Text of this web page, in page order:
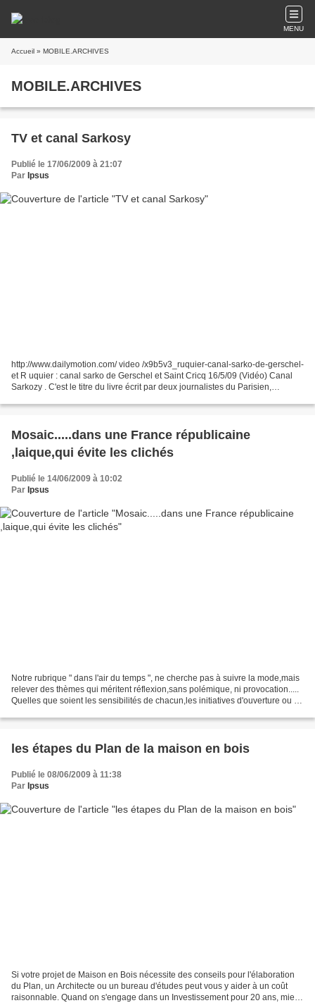
MENU
Accueil » MOBILE.ARCHIVES
MOBILE.ARCHIVES
TV et canal Sarkosy
Publié le 17/06/2009 à 21:07
Par Ipsus
http://www.dailymotion.com/ video /x9b5v3_ruquier-canal-sarko-de-gerschel-
et R uquier : canal sarko de Gerschel et Saint Cricq 16/5/09 (Vidéo) Canal
Sarkozy . C'est le titre du livre écrit par deux journalistes du Parisien,
Mosaic.....dans une France républicaine
,laique,qui évite les clichés
Publié le 14/06/2009 à 10:02
Par Ipsus
Notre rubrique " dans l'air du temps ", ne cherche pas à suivre la mode,mais
relever des thèmes qui méritent réflexion,sans polémique, ni provocation.....
Quelles que soient les sensibilités de chacun,les initiatives d'ouverture ou de
les étapes du Plan de la maison en bois
Publié le 08/06/2009 à 11:38
Par Ipsus
Si votre projet de Maison en Bois nécessite des conseils pour l'élaboration
du Plan, un Architecte ou un bureau d'études peut vous y aider à un coût
raisonnable. Quand on s'engage dans un Investissement pour 20 ans, mieux